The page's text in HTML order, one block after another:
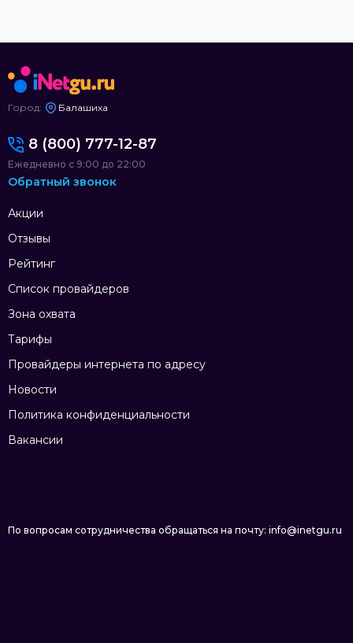
Город: Балашиха
Акции
Отзывы
Рейтинг
Список провайдеров
Зона охвата
Тарифы
Провайдеры интернета по адресу
Новости
Политика конфиденциальности
Вакансии
8 (800) 777-12-87
Ежедневно с 9:00 до 22:00
Обратный звонок
По вопросам сотрудничества обращаться на почту: info@inetgu.ru